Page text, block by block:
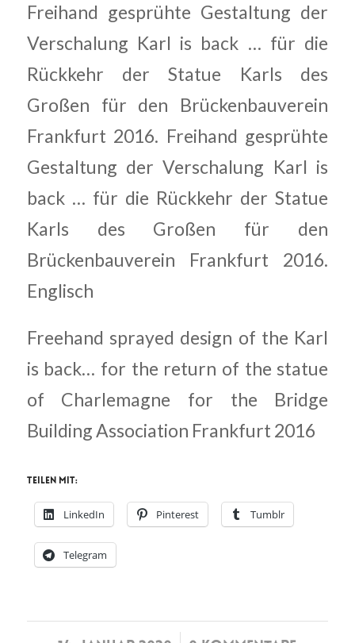
Freihand gesprühte Gestaltung der
Verschalung Karl is back … für die
Rückkehr der Statue Karls des
Großen für den Brückenbauverein
Frankfurt 2016. Freihand gesprühte
Gestaltung der Verschalung Karl is
back … für die Rückkehr der Statue
Karls des Großen für den
Brückenbauverein Frankfurt 2016.
Englisch
Freehand sprayed design of the Karl
is back… for the return of the statue
of Charlemagne for the Bridge
Building Association Frankfurt 2016
Teilen mit:
LinkedIn Pinterest Tumblr
Telegram